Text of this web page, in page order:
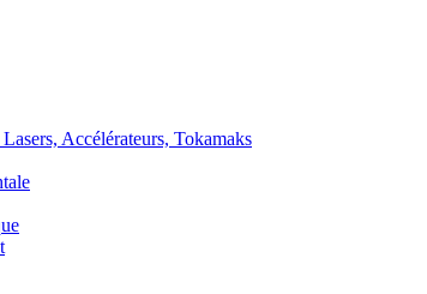
Accélérateurs, Tokamaks